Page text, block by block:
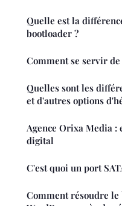
Quelle est la
bootloader ?
Comment se servir
Quelles sont les
et d'autres options
Agence Orixa Media
digital
C'est quoi un port
Comment résoudre le